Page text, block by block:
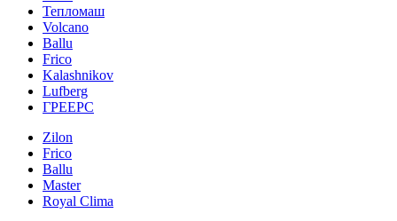
Тепломаш
Volcano
Ballu
Frico
Kalashnikov
Lufberg
ГРЕЕРС
Zilon
Frico
Ballu
Master
Royal Clima